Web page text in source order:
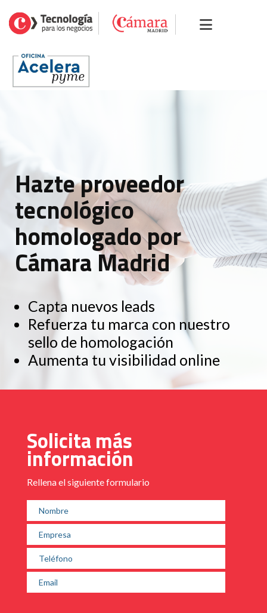
Hazte proveedor
tecnológico
homologado por
Cámara Madrid
Capta nuevos leads
Refuerza tu marca con nuestro
sello de homologación
Aumenta tu visibilidad online
Solicita más
información
Rellena el siguiente formulario